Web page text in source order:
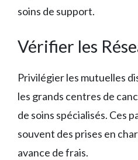
soins de support.
Vérifier les
Privilégier les mutuelles
les grands centres de
de soins spécialisés. Ces
souvent des prises en
avance de frais.